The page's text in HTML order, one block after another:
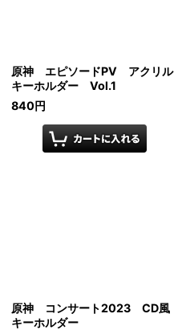
原神 エピソードPV アクリル
キーホルダー Vol.1
840円
原神 コンサート2023 CD風
キーホルダー